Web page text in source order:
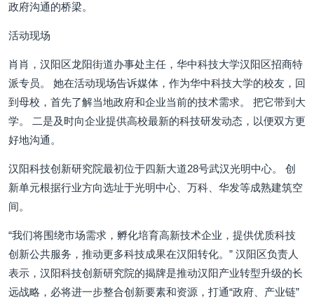
政府沟通的桥梁。
活动现场
肖肖，汉阳区龙阳街道办事处主任，华中科技大学汉阳区招商特
派专员。 她在活动现场告诉媒体，作为华中科技大学的校友，回
到母校，首先了解当地政府和企业当前的技术需求。 把它带到大
学。 二是及时向企业提供高校最新的科技研发动态，以便双方更
好地沟通。
汉阳科技创新研究院最初位于四新大道28号武汉光明中心。 创
新单元根据行业方向选址于光明中心、万科、华发等成熟建筑空
间。
“我们将围绕市场需求，孵化培育高新技术企业，提供优质科技
创新公共服务，推动更多科技成果在汉阳转化。” 汉阳区负责人
表示，汉阳科技创新研究院的揭牌是推动汉阳产业转型升级的长
远战略，必将进一步整合创新要素和资源，打通“政府、产业链”